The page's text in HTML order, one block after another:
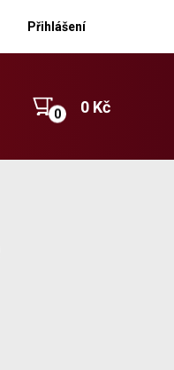
Přihlášení
0 Kč